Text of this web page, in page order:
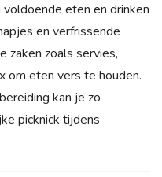
eten en drinken
en verfrissende
zaken zoals servies,
om eten vers te houden.
kan je zo
picknick tijdens